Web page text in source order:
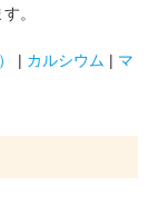
。
| カルシウム | マ